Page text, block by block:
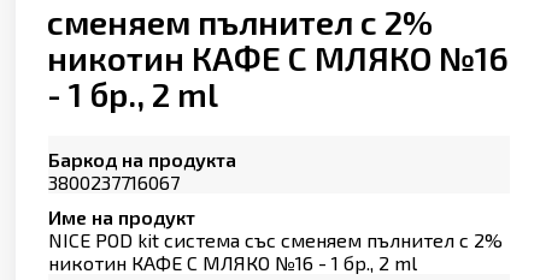
сменяем пълнител с 2%
никотин КАФЕ С МЛЯКО №16
- 1 бр., 2 ml
Баркод на продукта
3800237716067
Име на продукт
NICE POD kit система със сменяем пълнител с 2%
никотин КАФЕ С МЛЯКО №16 - 1 бр., 2 ml